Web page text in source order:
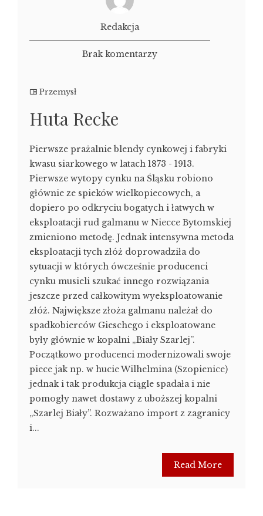
Redakcja
Brak komentarzy
Przemysł
Huta Recke
Pierwsze prażalnie blendy cynkowej i fabryki
kwasu siarkowego w latach 1873 - 1913.
Pierwsze wytopy cynku na Śląsku robiono
głównie ze spieków wielkopiecowych, a
dopiero po odkryciu bogatych i łatwych w
eksploatacji rud galmanu w Niecce Bytomskiej
zmieniono metodę. Jednak intensywna metoda
eksploatacji tych złóż doprowadziła do
sytuacji w których ówcześnie producenci
cynku musieli szukać innego rozwiązania
jeszcze przed całkowitym wyeksploatowanie
złóż. Największe złoża galmanu należał do
spadkobierców Gieschego i eksploatowane
były głównie w kopalni „Biały Szarlej”.
Początkowo producenci modernizowali swoje
piece jak np. w hucie Wilhelmina (Szopienice)
jednak i tak produkcja ciągle spadała i nie
pomogły nawet dostawy z uboższej kopalni
„Szarlej Biały”. Rozważano import z zagranicy
i...
Read More